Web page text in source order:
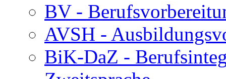
BV -
AVSH -
BiK-DaZ -